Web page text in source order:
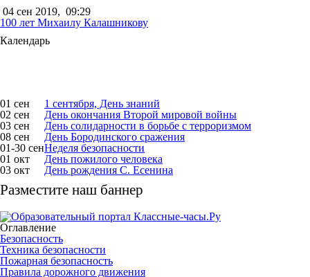
04 сен 2019, 09:29
100 лет Михаилу Калашникову
Календарь
01 сен
1 сентября, День знаний
02 сен
День окончания Второй мировой войны
03 сен
День солидарности в борьбе с терроризмом
08 сен
День Бородинского сражения
01-30 сенНеделя безопасности
01 окт
День пожилого человека
03 окт
День рождения С. Есенина
Разместите наш баннер
Оглавление
Безопасность
Техника безопасности
Пожарная безопасность
Правила дорожного движения